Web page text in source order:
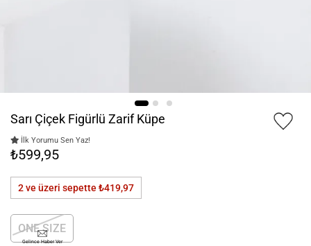
Sarı Çiçek Figürlü Zarif Küpe
İlk Yorumu Sen Yaz!
₺599,95
2 ve üzeri sepette ₺419,97
ONE SIZE
Gelince Haber Ver